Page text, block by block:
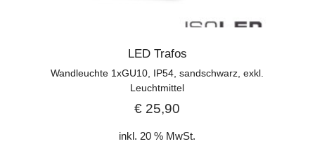
LED Trafos
Wandleuchte 1xGU10, IP54, sandschwarz, exkl.
Leuchtmittel
€ 25,90
inkl. 20 % MwSt.